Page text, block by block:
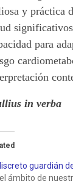
y práctica
para
in verba
guardián
ámbito de